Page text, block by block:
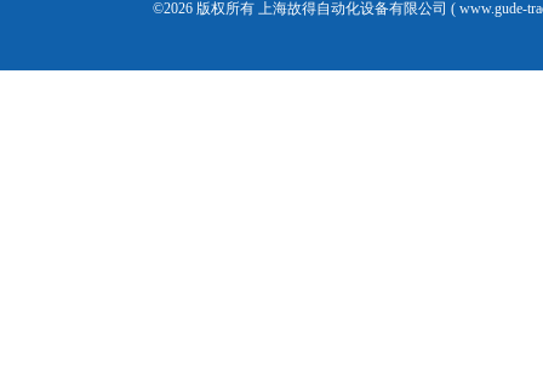
©2026 版权所有 上海故得自动化设备有限公司 ( www.gude-